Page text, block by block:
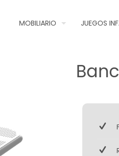
MOBILIARIO JUEGOS